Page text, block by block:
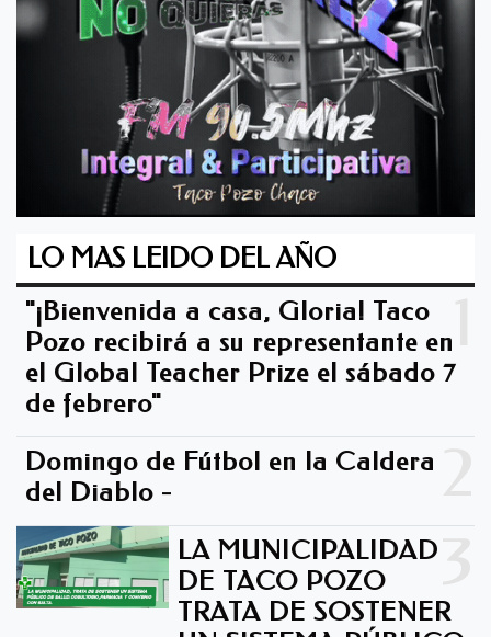
LO MAS LEIDO DEL AÑO
"¡Bienvenida a casa, Gloria! Taco
Pozo recibirá a su representante en
el Global Teacher Prize el sábado 7
de febrero"
Domingo de Fútbol en la Caldera
del Diablo -
LA MUNICIPALIDAD
DE TACO POZO
TRATA DE SOSTENER